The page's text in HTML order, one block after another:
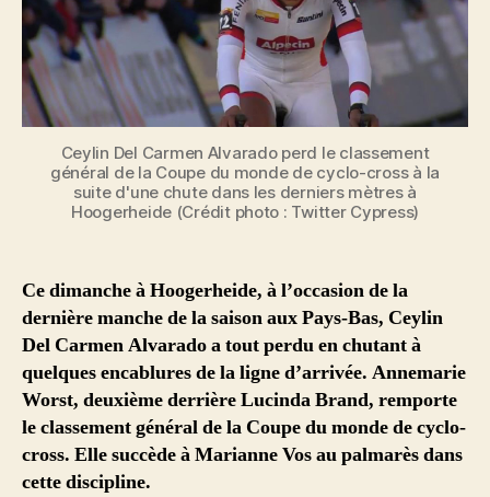
Ceylin Del Carmen Alvarado perd le classement
général de la Coupe du monde de cyclo-cross à la
suite d'une chute dans les derniers mètres à
Hoogerheide (Crédit photo : Twitter Cypress)
Ce dimanche à Hoogerheide, à l’occasion de la
dernière manche de la saison aux Pays-Bas, Ceylin
Del Carmen Alvarado a tout perdu en chutant à
quelques encablures de la ligne d’arrivée. Annemarie
Worst, deuxième derrière Lucinda Brand, remporte
le classement général de la Coupe du monde de cyclo-
cross. Elle succède à Marianne Vos au palmarès dans
cette discipline.